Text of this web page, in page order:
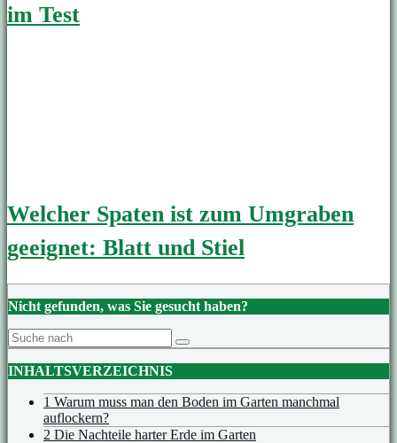
im Test
Welcher Spaten ist zum Umgraben
geeignet: Blatt und Stiel
Nicht gefunden, was Sie gesucht haben?
INHALTSVERZEICHNIS
1 Warum muss man den Boden im Garten manchmal
auflockern?
2 Die Nachteile harter Erde im Garten